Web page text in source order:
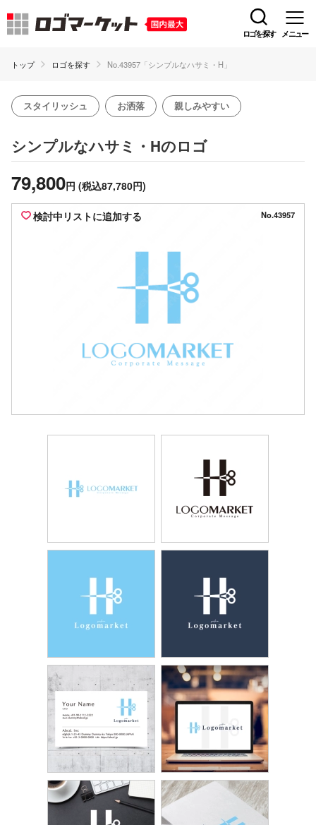
ロゴを探す メニュー
トップ ロゴを探す No.43957「シンプルなハサミ・H」
スタイリッシュ お洒落 親しみやすい
シンプルなハサミ・Hのロゴ
79,800円 (税込87,780円)
検討中リストに追加する No.43957